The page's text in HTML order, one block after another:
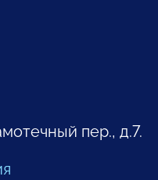
пер., д.7.